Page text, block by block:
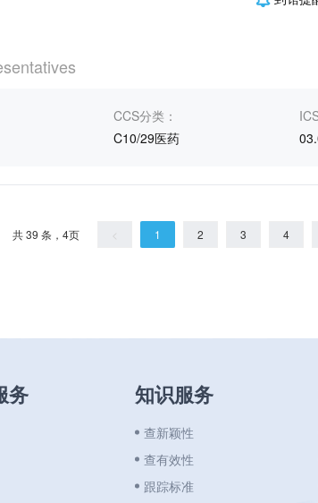
CCS分类：
C10/29医药
共 39 条，4页 < 1 2 3 4
务 知识服务
查新颖性
查有效性
跟踪标准